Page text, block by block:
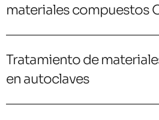
materiales compuestos
Tratamiento de
en autoclaves